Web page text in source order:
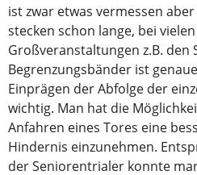
ist zwar etwas vermessen
stecken schon lange, bei
Großveranstaltungen z.B. den
Begrenzungsbänder ist
Einprägen der Abfolge der
wichtig. Man hat die
Anfahren eines Tores eine
Hindernis einzunehmen.
der Seniorentrialer konnte